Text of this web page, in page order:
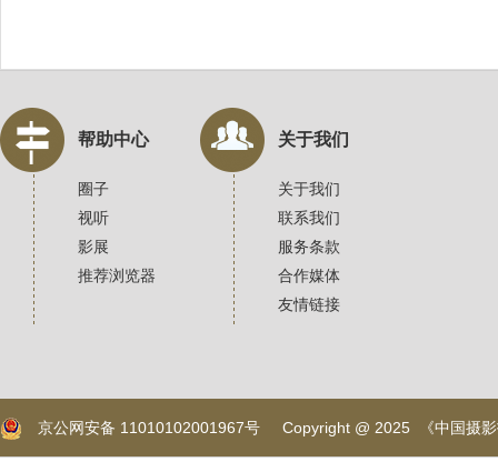
帮助中心 关于我们
圈子
视听
影展
推荐浏览器
关于我们
联系我们
服务条款
合作媒体
友情链接
京公网安备 11010102001967号 Copyright @ 2025 《中国摄